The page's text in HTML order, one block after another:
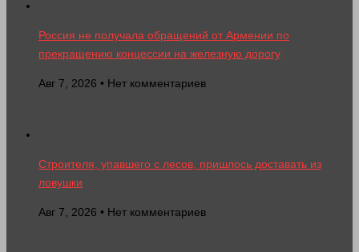
Россия не получала обращений от Армении по
прекращению концессии на железную дорогу
Авг 7, 2026 • Нет комментариев
Строителя, упавшего с лесов, пришлось доставать из
ловушки
Авг 7, 2026 • Нет комментариев